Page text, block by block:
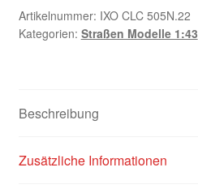
Artikelnummer: IXO CLC 505N.22
Kategorien: Straßen Modelle 1:43
Beschreibung
Zusätzliche Informationen